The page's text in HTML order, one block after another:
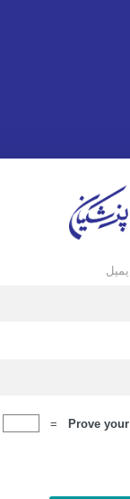
Prove